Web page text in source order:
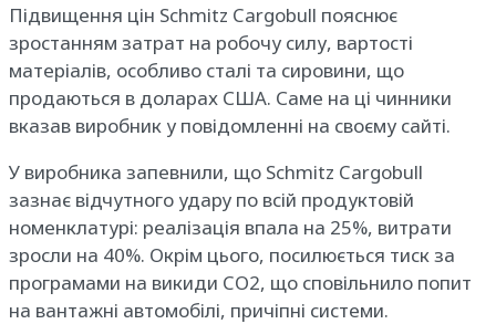
Підвищення цін Schmitz Cargobull пояснює
зростанням затрат на робочу силу, вартості
матеріалів, особливо сталі та сировини, що
продаються в доларах США. Саме на ці чинники
вказав виробник у повідомленні на своєму сайті.
У виробника запевнили, що Schmitz Cargobull
зазнає відчутного удару по всій продуктовій
номенклатурі: реалізація впала на 25%, витрати
зросли на 40%. Окрім цього, посилюється тиск за
програмами на викиди CO2, що сповільнило попит
на вантажні автомобілі, причіпні системи.